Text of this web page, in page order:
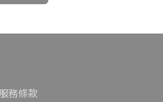
服務條款